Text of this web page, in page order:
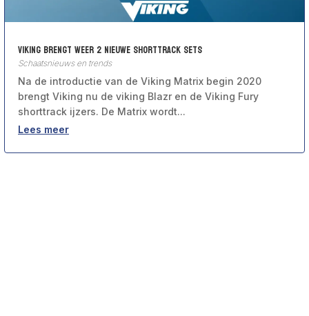
Viking Brengt weer 2 nieuwe Shorttrack Sets
Schaatsnieuws en trends
Na de introductie van de Viking Matrix begin 2020
brengt Viking nu de viking Blazr en de Viking Fury
shorttrack ijzers. De Matrix wordt...
Lees meer